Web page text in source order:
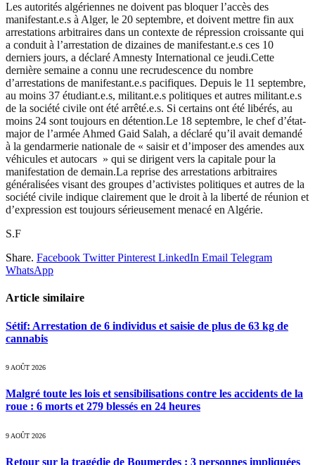
Les autorités algériennes ne doivent pas bloquer l’accès des
manifestant.e.s à Alger, le 20 septembre, et doivent mettre fin aux
arrestations arbitraires dans un contexte de répression croissante qui
a conduit à l’arrestation de dizaines de manifestant.e.s ces 10
derniers jours, a déclaré Amnesty International ce jeudi.Cette
dernière semaine a connu une recrudescence du nombre
d’arrestations de manifestant.e.s pacifiques. Depuis le 11 septembre,
au moins 37 étudiant.e.s, militant.e.s politiques et autres militant.e.s
de la société civile ont été arrêté.e.s. Si certains ont été libérés, au
moins 24 sont toujours en détention.Le 18 septembre, le chef d’état-
major de l’armée Ahmed Gaid Salah, a déclaré qu’il avait demandé
à la gendarmerie nationale de « saisir et d’imposer des amendes aux
véhicules et autocars » qui se dirigent vers la capitale pour la
manifestation de demain.La reprise des arrestations arbitraires
généralisées visant des groupes d’activistes politiques et autres de la
société civile indique clairement que le droit à la liberté de réunion et
d’expression est toujours sérieusement menacé en Algérie.
S.F
Share. Facebook Twitter Pinterest LinkedIn Email Telegram
WhatsApp
Article similaire
Sétif: Arrestation de 6 individus et saisie de plus de 63 kg de
cannabis
9 AOÛT 2026
Malgré toute les lois et sensibilisations contre les accidents de la
roue : 6 morts et 279 blessés en 24 heures
9 AOÛT 2026
Retour sur la tragédie de Boumerdes : 3 personnes impliquées